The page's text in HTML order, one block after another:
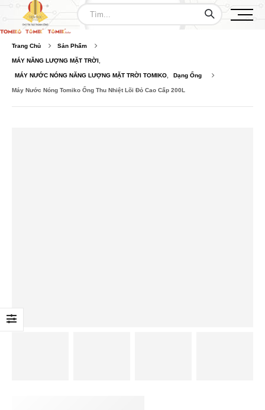
Trang Chủ Sản Phẩm
MÁY NĂNG LƯỢNG MẶT TRỜI
MÁY NƯỚC NÓNG NĂNG LƯỢNG MẶT TRỜI TOMIKO Dạng Ống
Máy Nước Nóng Tomiko Ống Thu Nhiệt Lõi Đỏ Cao Cấp 200L